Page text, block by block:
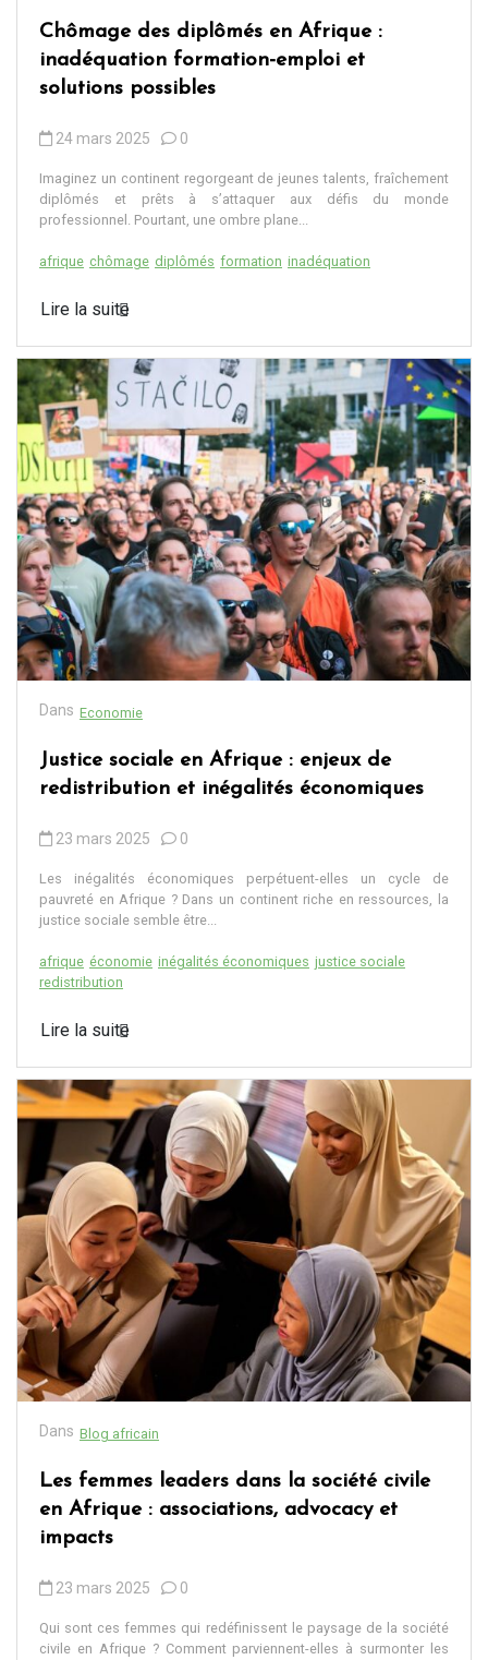
Chômage des diplômés en Afrique :
inadéquation formation-emploi et
solutions possibles
24 mars 2025 0
Imaginez un continent regorgeant de jeunes talents, fraîchement
diplômés et prêts à s’attaquer aux défis du monde
professionnel. Pourtant, une ombre plane...
afrique chômage diplômés formation inadéquation
Lire la suite
Dans Economie
Justice sociale en Afrique : enjeux de
redistribution et inégalités économiques
23 mars 2025 0
Les inégalités économiques perpétuent-elles un cycle de
pauvreté en Afrique ? Dans un continent riche en ressources, la
justice sociale semble être...
afrique économie inégalités économiques justice sociale
redistribution
Lire la suite
Dans Blog africain
Les femmes leaders dans la société civile
en Afrique : associations, advocacy et
impacts
23 mars 2025 0
Qui sont ces femmes qui redéfinissent le paysage de la société
civile en Afrique ? Comment parviennent-elles à surmonter les